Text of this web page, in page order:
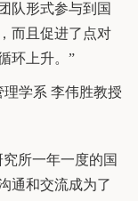
队形式参与到国
而且促进了点对
环上升。”
学系 李伟胜教授
所一年一度的国
通和交流成为了